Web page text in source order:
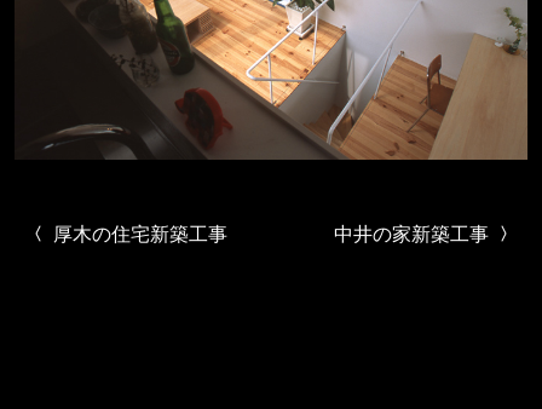
投稿ナビゲーション
厚木の住宅新築工事 中井の家新築工事